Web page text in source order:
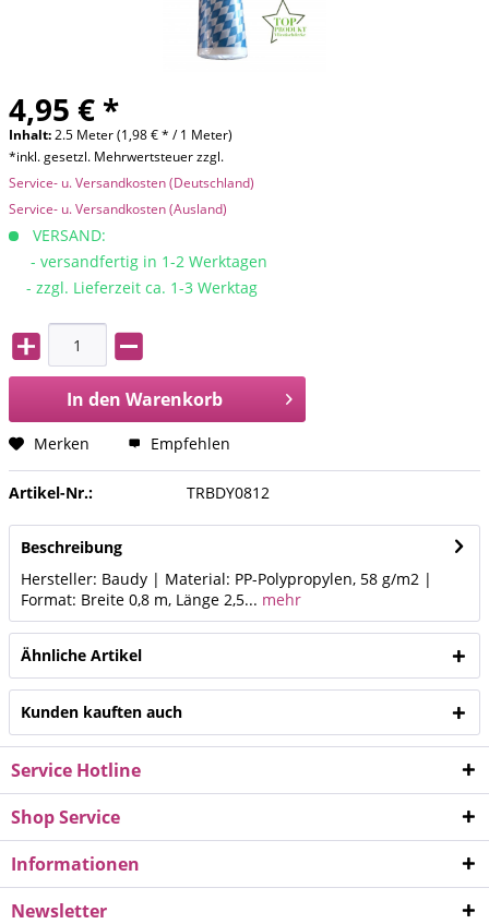
4,95 € *
Inhalt:2.5 Meter (1,98 € * / 1 Meter)
*inkl. gesetzl. Mehrwertsteuer zzgl.
Service- u. Versandkosten (Deutschland)
Service- u. Versandkosten (Ausland)
VERSAND:
- versandfertig in 1-2 Werktagen
- zzgl. Lieferzeit ca. 1-3 Werktag
In den Warenkorb
Merken Empfehlen
Artikel-Nr.: TRBDY0812
Beschreibung
Hersteller: Baudy | Material: PP-Polypropylen, 58 g/m2 |
Format: Breite 0,8 m, Länge 2,5... mehr
Ähnliche Artikel
Kunden kauften auch
Service Hotline
Shop Service
Informationen
Newsletter